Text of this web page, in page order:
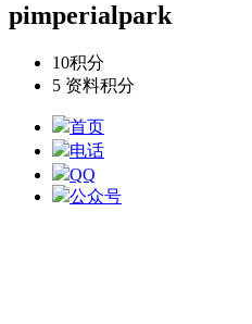
pimperialpark
10积分
5 资料积分
首页
电话
QQ
公众号